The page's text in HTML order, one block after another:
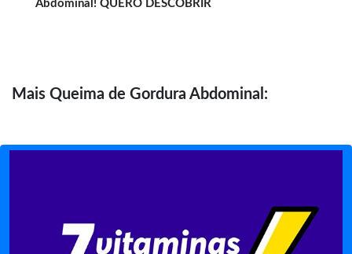
Abdominal! QUERO DESCOBRIR
Mais Queima de Gordura Abdominal: